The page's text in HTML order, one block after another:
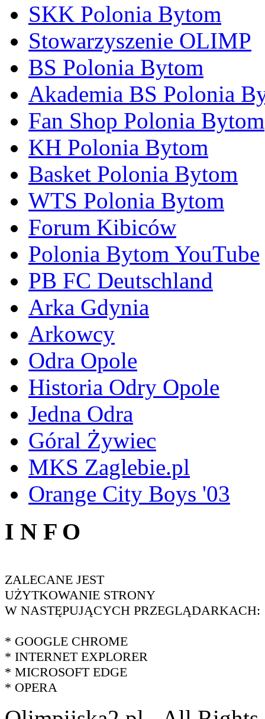
SKK Polonia Bytom
Stowarzyszenie OLIMP
BS Polonia Bytom
Akademia BS Polonia
Fan Shop Polonia Bytom
KH Polonia Bytom
Basket Polonia Bytom
WTS Polonia Bytom
Forum Kibiców
Polonia Bytom YouTube
PB FC Deutschland
Arka Gdynia
Arkowcy
Odra Opole
Historia Odry Opole
Jedna Odra
Góral Żywiec
MKS Zaglebie.pl
Orange City Boys '03
I N F O
ZALECANE JEST
UŻYTKOWANIE STRONY
W NASTĘPUJĄCYCH PRZEGLĄDARKACH:
* GOOGLE CHROME
* INTERNET EXPLORER
* MICROSOFT EDGE
* OPERA